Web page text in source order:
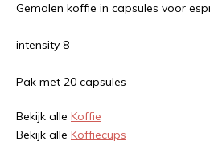
Gemalen koffie in capsules voor
intensity 8
Pak met 20 capsules
Bekijk alle Koffie
Bekijk alle Koffiecups